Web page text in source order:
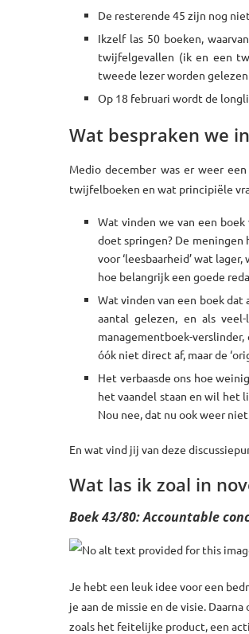
De resterende 45 zijn nog
Ikzelf las 50 boeken,
twijfelgevallen (ik en een
tweede lezer worden
Op 18 februari wordt de
Wat bespraken we
Medio december was er weer
twijfelboeken en wat principiële
Wat vinden we van een
doet springen? De
voor ‘leesbaarheid’ wat
hoe belangrijk een goede
Wat vinden van een boek
aantal gelezen, en als
managementboek-
óók niet direct af, maar de
Het verbaasde ons hoe
het vaandel staan en wil het
Nou nee, dat nu ook weer
En wat vind jij van deze
Wat las ik zoal in
Boek 43/80: Accountable
Je hebt een leuk idee voor een
je aan de missie en de visie.
zoals het feitelijke product, een